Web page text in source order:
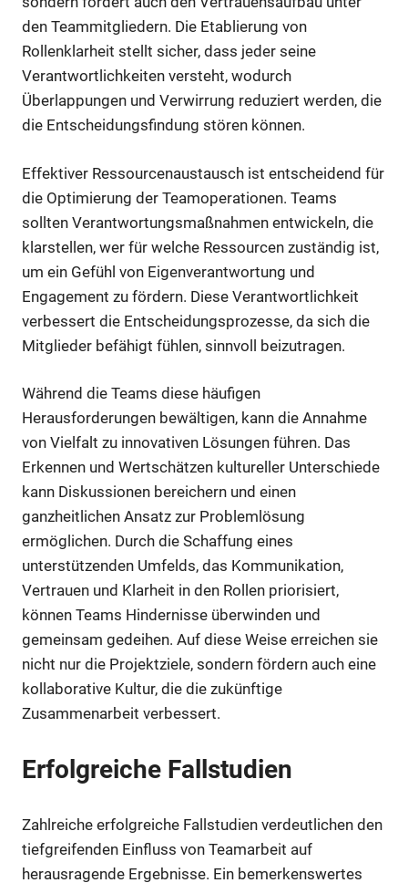
den Teammitgliedern. Die Etablierung von
Rollenklarheit stellt sicher, dass jeder seine
Verantwortlichkeiten versteht, wodurch
Überlappungen und Verwirrung reduziert werden, die
die Entscheidungsfindung stören können.
Effektiver Ressourcenaustausch ist entscheidend für
die Optimierung der Teamoperationen. Teams
sollten Verantwortungsmaßnahmen entwickeln, die
klarstellen, wer für welche Ressourcen zuständig ist,
um ein Gefühl von Eigenverantwortung und
Engagement zu fördern. Diese Verantwortlichkeit
verbessert die Entscheidungsprozesse, da sich die
Mitglieder befähigt fühlen, sinnvoll beizutragen.
Während die Teams diese häufigen
Herausforderungen bewältigen, kann die Annahme
von Vielfalt zu innovativen Lösungen führen. Das
Erkennen und Wertschätzen kultureller Unterschiede
kann Diskussionen bereichern und einen
ganzheitlichen Ansatz zur Problemlösung
ermöglichen. Durch die Schaffung eines
unterstützenden Umfelds, das Kommunikation,
Vertrauen und Klarheit in den Rollen priorisiert,
können Teams Hindernisse überwinden und
gemeinsam gedeihen. Auf diese Weise erreichen sie
nicht nur die Projektziele, sondern fördern auch eine
kollaborative Kultur, die die zukünftige
Zusammenarbeit verbessert.
Erfolgreiche Fallstudien
Zahlreiche erfolgreiche Fallstudien verdeutlichen den
tiefgreifenden Einfluss von Teamarbeit auf
herausragende Ergebnisse. Ein bemerkenswertes